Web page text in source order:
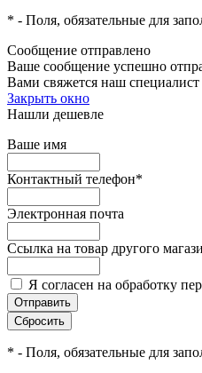
* - Поля, обязательные для
Сообщение отправлено
Ваше сообщение успешно
Вами свяжется наш специалист
Закрыть окно
Нашли дешевле
Ваше имя
Контактный телефон*
Электронная почта
Ссылка на товар другого
Я согласен на обработку
* - Поля, обязательные для